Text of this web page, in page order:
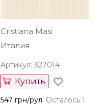
Cristiana Masi
Италия
Артикул: 327014
Купить
547 грн/рул. Осталось 1